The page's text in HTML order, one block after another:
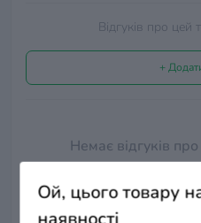
Відгуків про
+
Немає відгуків
першим,
Ой, цього товару